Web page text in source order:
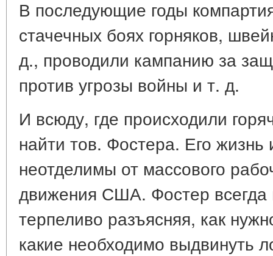
В последующие годы
стачечных боях горняков,
д., проводили кампанию за
против угрозы войны и т. д.
И всюду, где происходили
найти тов. Фостера. Его жизнь
неотделимы от массового
движения США. Фостер всегда
терпеливо разъясняя, как
какие необходимо выдвинуть